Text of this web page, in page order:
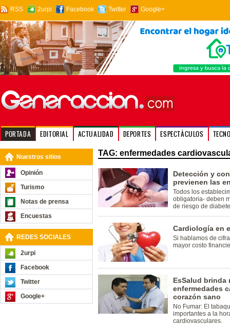
RSS 2urpi Facebook Twitter Google+
PORTADA EDITORIAL ACTUALIDAD DEPORTES ESPECTÁCULOS
Nuestros sitios
Opinión
Turismo
Notas de prensa
Encuestas
REDES SOCIALES
2urpi
Facebook
Twitter
Google+
TAG: enfermedades
Detección y
previenen las
Todos los
obligatoria- deben
de riesgo de
Cardiología en
Si hablamos de
mayor costo
EsSalud brinda
enfermedades
corazón sano
No Fumar: El
importantes a la
cardiovasculares.